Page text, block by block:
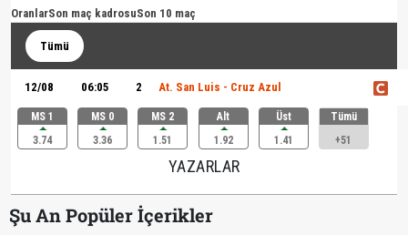
OranlarSon maç kadrosuSon 10 maç
Tümü
12/08 06:05 2 At. San Luis - Cruz Azul
MS 1
3.74
MS 0
3.36
MS 2
1.51
Alt
1.92
Üst
1.41
Tümü
+51
YAZARLAR
Şu An Popüler İçerikler